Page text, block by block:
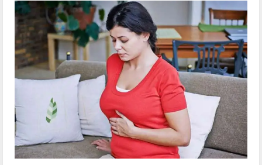
2
marşrut
xəttinə
4
yeni
və
müasir
avtobus
buraxılıb